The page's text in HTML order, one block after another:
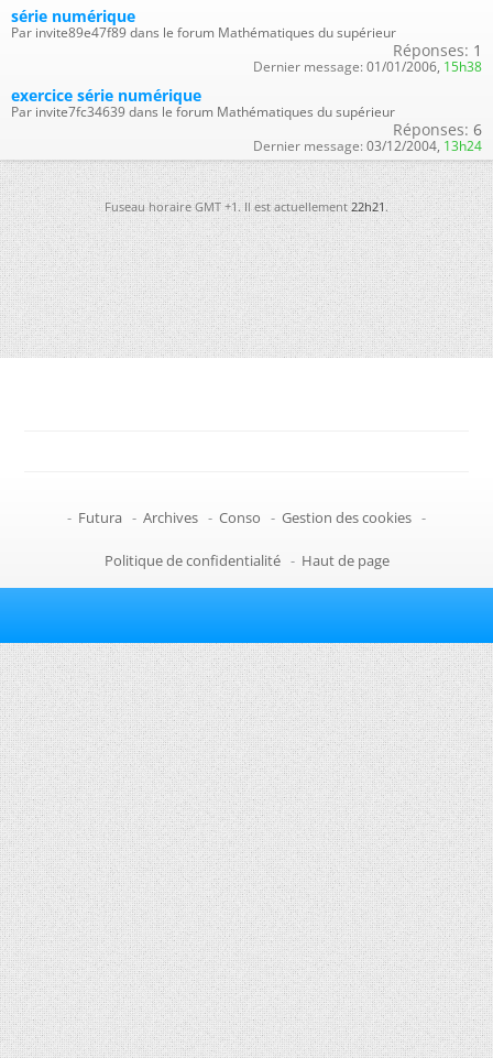
série numérique
Par invite89e47f89 dans le forum Mathématiques du supérieur
Réponses: 1
Dernier message: 01/01/2006, 15h38
exercice série numérique
Par invite7fc34639 dans le forum Mathématiques du supérieur
Réponses: 6
Dernier message: 03/12/2004, 13h24
Fuseau horaire GMT +1. Il est actuellement22h21.
- Futura - Archives - Conso - Gestion des cookies -
Politique de confidentialité - Haut de page